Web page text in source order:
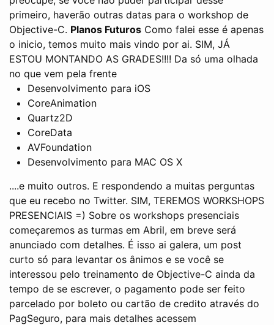
primeiro, haverão outras datas para o workshop de
Objective-C. Planos Futuros Como falei esse é apenas
o inicio, temos muito mais vindo por ai. SIM, JÁ
ESTOU MONTANDO AS GRADES!!!! Da só uma olhada
no que vem pela frente
Desenvolvimento para iOS
CoreAnimation
Quartz2D
CoreData
AVFoundation
Desenvolvimento para MAC OS X
....e muito outros. E respondendo a muitas perguntas
que eu recebo no Twitter. SIM, TEREMOS WORKSHOPS
PRESENCIAIS =) Sobre os workshops presenciais
começaremos as turmas em Abril, em breve será
anunciado com detalhes. É isso ai galera, um post
curto só para levantar os ânimos e se você se
interessou pelo treinamento de Objective-C ainda da
tempo de se escrever, o pagamento pode ser feito
parcelado por boleto ou cartão de credito através do
PagSeguro, para mais detalhes acessem